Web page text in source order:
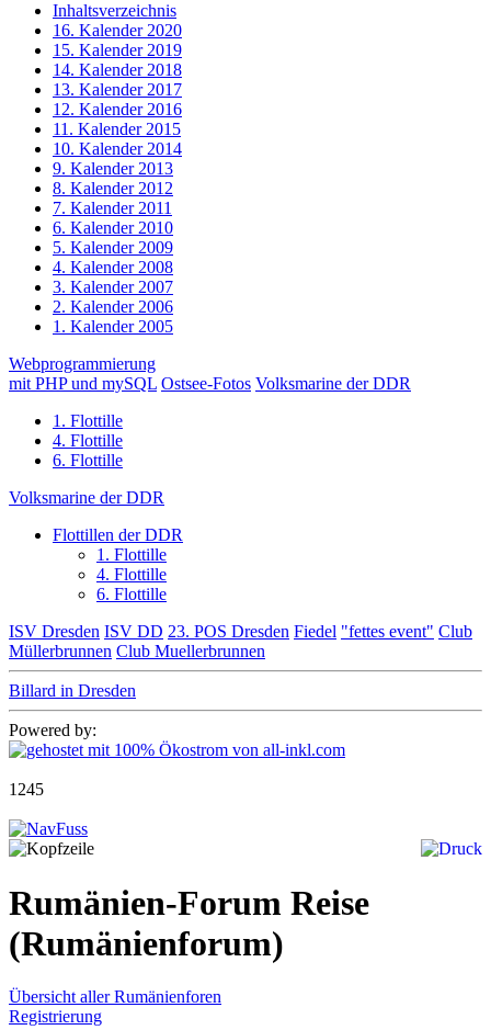
Inhaltsverzeichnis
16. Kalender 2020
15. Kalender 2019
14. Kalender 2018
13. Kalender 2017
12. Kalender 2016
11. Kalender 2015
10. Kalender 2014
9. Kalender 2013
8. Kalender 2012
7. Kalender 2011
6. Kalender 2010
5. Kalender 2009
4. Kalender 2008
3. Kalender 2007
2. Kalender 2006
1. Kalender 2005
Webprogrammierung
mit PHP und mySQL Ostsee-Fotos Volksmarine der DDR
1. Flottille
4. Flottille
6. Flottille
Volksmarine der DDR
Flottillen der DDR
1. Flottille
4. Flottille
6. Flottille
ISV Dresden ISV DD 23. POS Dresden Fiedel "fettes event" Club
Müllerbrunnen Club Muellerbrunnen
Billard in Dresden
Powered by:
1245
Rumänien-Forum Reise
(Rumänienforum)
Übersicht aller Rumänienforen
Registrierung